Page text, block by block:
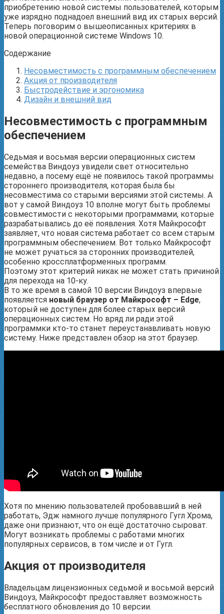
приобретению новой системы пользователей, которым
уже изрядно поднадоел внешний вид их старых версий.
Теперь поговорим о вышеописанных критериях в
новой операционной системе Windows 10.
Содержание
Несовместимость с программным обеспечением
Акция от производителя
Быстродействие и эргономика
Дизайн и внешний вид
Несовместимость с программным
обеспечением
Седьмая и восьмая версии операционных систем
семейства Виндоуз увидели свет относительно
недавно, а посему ещё не появилось такой программы
стороннего производителя, которая была бы
несовместима со старыми версиями этой системы. А
вот у самой Виндоуз 10 вполне могут быть проблемы
совместимости с некоторыми программами, которые
разрабатывались до её появления. Хотя Майкрософт
заявляет, что новая система работает со всем старым
программным обеспечением. Вот только Майкрософт
не может ручаться за сторонних производителей,
особенно кроссплатформенных программ.
Поэтому этот критерий никак не может стать причиной
для перехода на 10-ку.
В то же время в самой 10 версии Виндоуз впервые
появляется новый браузер от Майкрософт – Edge,
который не доступен для более старых версий
операционных систем. Но вряд ли ради этой
программки кто-то станет переустанавливать новую
систему. Ниже представлен обзор на этот браузер.
Хотя по мнению пользователей пробовавший в ней
работать, Эдж намного лучше популярного Гугл Хрома,
даже они признают, что он ещё достаточно сыроват.
Могут возникать проблемы с работами многих
популярных сервисов, в том числе и от Гугл.
Акция от производителя
Владельцам лицензионных седьмой и восьмой версий
Виндоуз, Майкрософт предоставляет возможность
бесплатного обновления до 10 версии.